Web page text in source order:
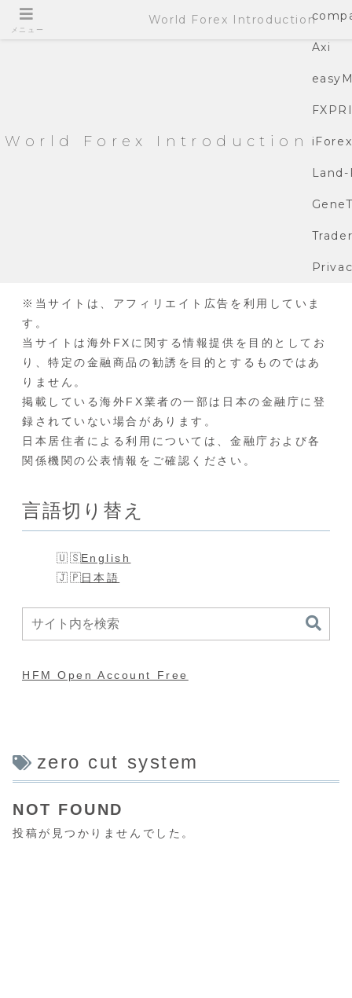
World Forex Introduction
Axi
iForex
Land-
※当サイトは、アフィリエイト広告を利用していま
す。
当サイトは海外FXに関する情報提供を目的としてお
り、特定の金融商品の勧誘を目的とするものではあ
りません。
掲載している海外FX業者の一部は日本の金融庁に登
録されていない場合があります。
日本居住者による利用については、金融庁および各
関係機関の公表情報をご確認ください。
言語切り替え
English
日本語
HFM Open Account Free
zero cut system
NOT FOUND
投稿が見つかりませんでした。
メニュー
World Forex Introduction